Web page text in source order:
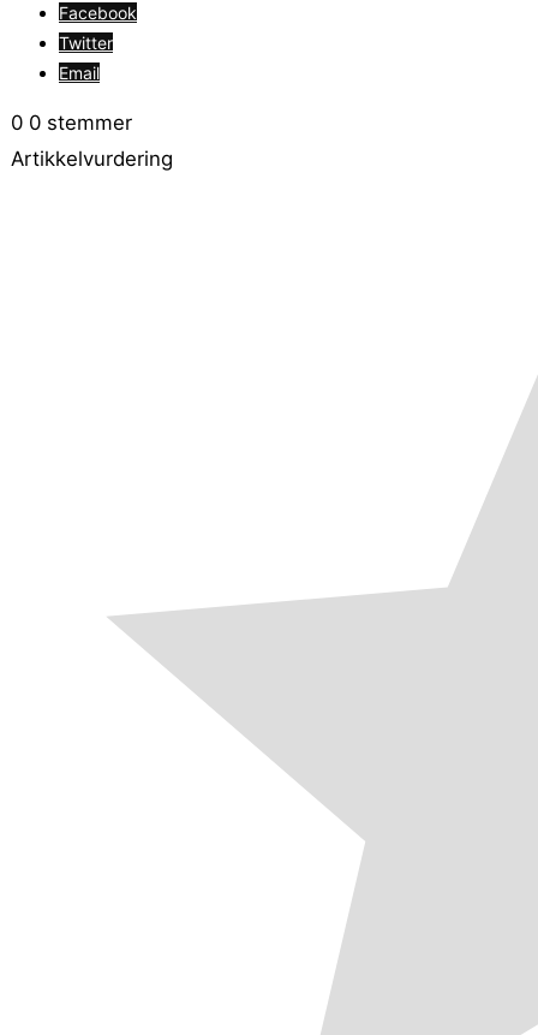
Facebook
Twitter
Email
0 0 stemmer
Artikkelvurdering